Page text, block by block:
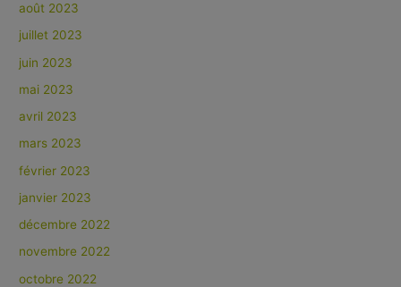
août 2023
juillet 2023
juin 2023
mai 2023
avril 2023
mars 2023
février 2023
janvier 2023
décembre 2022
novembre 2022
octobre 2022